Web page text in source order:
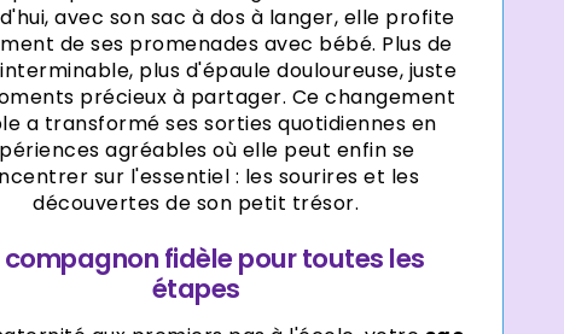
avec son sac à dos à langer, elle profite
de ses promenades avec bébé. Plus de
plus d'épaule douloureuse, juste
précieux à partager. Ce changement
a transformé ses sorties quotidiennes en
agréables où elle peut enfin se
sur l'essentiel : les sourires et les
découvertes de son petit trésor.
compagnon fidèle pour toutes les
étapes